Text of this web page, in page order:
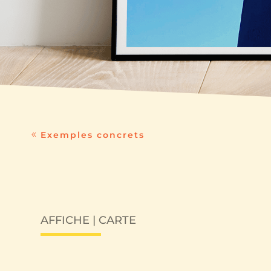
Exemples concrets
AFFICHE | CARTE